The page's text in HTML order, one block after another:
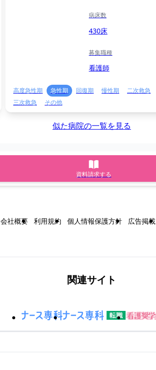
病床数
430床
募集職種
看護師
高度急性期 急性期 回復期 慢性期
二次救急
三次救急
その他
似た病院の一覧を見る
資料請求する
会社概要 利用規約 個人情報保護方針 広告掲載
関連サイト